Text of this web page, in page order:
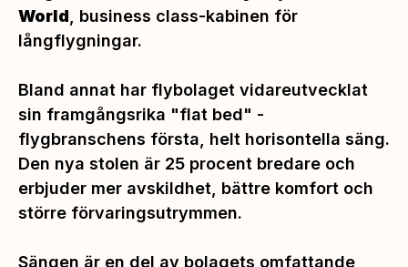
World , business class-kabinen för
långflygningar.
Bland annat har flybolaget vidareutvecklat
sin framgångsrika "flat bed" -
flygbranschens första, helt horisontella säng.
Den nya stolen är 25 procent bredare och
erbjuder mer avskildhet, bättre komfort och
större förvaringsutrymmen.
Sängen är en del av bolagets omfattande